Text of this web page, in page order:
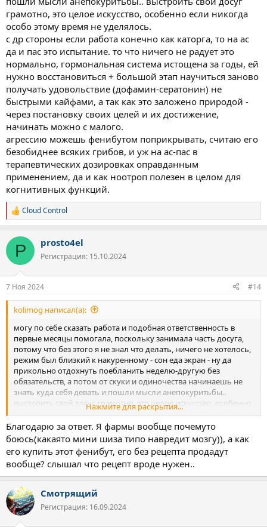
грамотно, это целое искусство, особенно если никогда
особо этому время не уделялось.
с др стороны если работа конечно как каторга, то на ас
да и пас это испытание. то что ничего не радует это
нормально, гормональная система истощена за годы, ей
нужно восстановиться + большой этап научиться заново
получать удовольствие (дофамин-сератонин) не
быстрыми кайфами, а так как это заложено природой -
через постановку своих целей и их достижение,
начинать можно с малого.
агрессию можешь фенибутом поприкрывать, считаю его
безобиднее всяких грибов, и уж на ас-пас в
терапевтических дозировках оправданным
применением, да и как ноотроп полезен в целом для
когнитивных функций.
Р
е
к
и
Cloud Control
P prosto4el
Регистрация: 15.10.2024
7 Ноя 2024 #14
kolimog написал(а):
могу по себе сказать работа и подобная ответственность в
первые месяцы помогала, поскольку занимала часть досуга,
потому что без этого я не знал что делать, ничего не хотелось,
режим был близкий к накуренному - сон еда экран - ну да
прикольно отдохнуть поебланить неделю-другую без
обязательств, а потом от скуки и одиночества начинаешь не
знать куда себя девать и пошли мысли анепокуритьбы..
выстроить свой досуг грамотно, это целое искусство, особенно
если никогда особо этому время не уделялось.
с др стороны если работа конечно как каторга, то на ас да и пас
это испытание. то что ничего не радует это нормально,
гормональная система истощена за годы, ей нужно
восстановиться + большой этап научиться заново получать
удовольствие (дофамин-сератонин) не быстрыми кайфами, а
так как это заложено природой - через постановку своих целей
и их достижение, начинать можно с малого.
агрессию можешь фенибутом поприкрывать, считаю его
безобиднее всяких грибов, и уж на ас-пас в терапевтических
дозировках оправданным применением, да и как ноотроп
Нажмите для раскрытия...
Благодарю за ответ. Я фармы вообще почемуто
боюсь(какаято мини шиза типо навредит мозгу)), а как
его купить этот фенибут, его без рецепта продадут
вообще? слышал что рецепт вроде нужен..
Смотрящий
Регистрация: 16.09.2024